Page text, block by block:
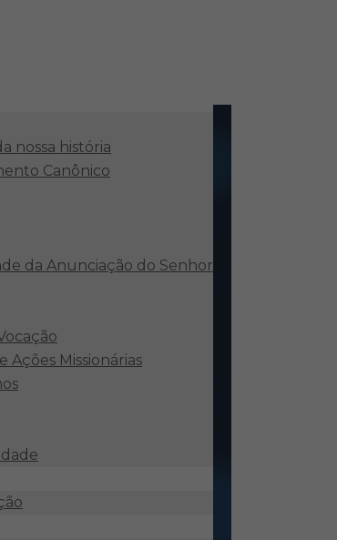
nossa história
Canônico
da Anunciação do Senhor
Ações Missionárias